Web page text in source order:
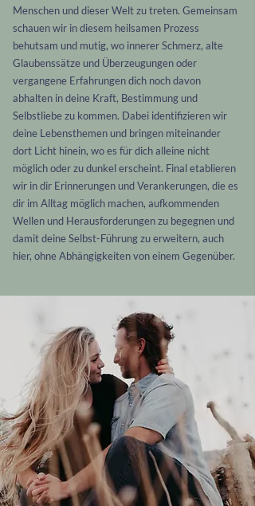
Menschen und dieser Welt zu treten. Gemeinsam
schauen wir in diesem heilsamen Prozess
behutsam und mutig, wo innerer Schmerz, alte
Glaubenssätze und Überzeugungen oder
vergangene Erfahrungen dich noch davon
abhalten indeine Kraft, Bestimmung und
Selbstliebe zu kommen. Dabei identifizieren wir
deine Lebensthemen und bringen miteinander
dort Licht hinein, wo es für dich alleine nicht
möglich oder zu dunkel erscheint. Final etablieren
wir in dir Erinnerungen und Verankerungen, die es
dir im Alltag möglich machen, aufkommenden
Wellen und Herausforderungen zu begegnen und
damit deine Selbst-Führung zu erweitern, auch
hier, ohne Abhängigkeiten von einem Gegenüber.